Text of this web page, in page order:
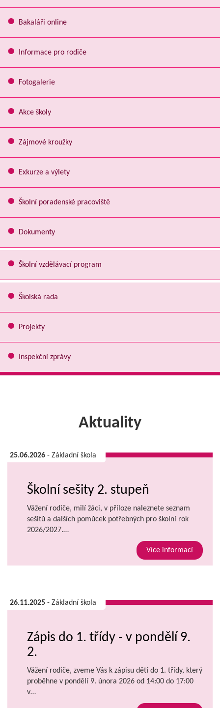
Bakaláři online
Informace pro rodiče
Fotogalerie
Akce školy
Zájmové kroužky
Exkurze a výlety
Školní poradenské pracoviště
Dokumenty
Školní vzdělávací program
Školská rada
Projekty
Inspekční zprávy
Aktuality
25.06.2026 - Základní škola
Školní sešity 2. stupeň
Vážení rodiče, milí žáci, v příloze naleznete seznam
sešitů a dalších pomůcek potřebných pro školní rok
2026/2027.…
Více informací
26.11.2025 - Základní škola
Zápis do 1. třídy - v pondělí 9.
2.
Vážení rodiče, zveme Vás k zápisu dětí do 1. třídy, který
proběhne v pondělí 9. února 2026 od 14:00 do 17:00
v…